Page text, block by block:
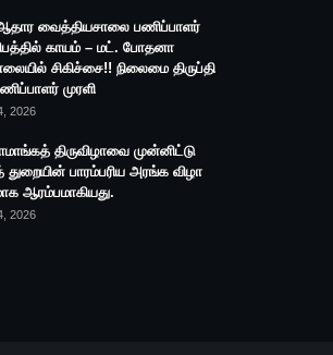
வைத்தியசாலை பணிப்பாளர்
காயம் – மட். போதனா
சிகிச்சை!! நிலைமை திருப்தி
முரளி
2026
திருவிழாவை முன்னிட்டு
பாரம்பரிய அரங்க விழா
ஆரம்பமாகியது.
2026